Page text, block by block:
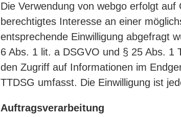
Die Verwendung von webgo erfolgt
berechtigtes Interesse an einer
entsprechende Einwilligung abgefragt
6 Abs. 1 lit. a DSGVO und § 25 Abs. 1
den Zugriff auf Informationen im
TTDSG umfasst. Die Einwilligung ist
Auftragsverarbeitung